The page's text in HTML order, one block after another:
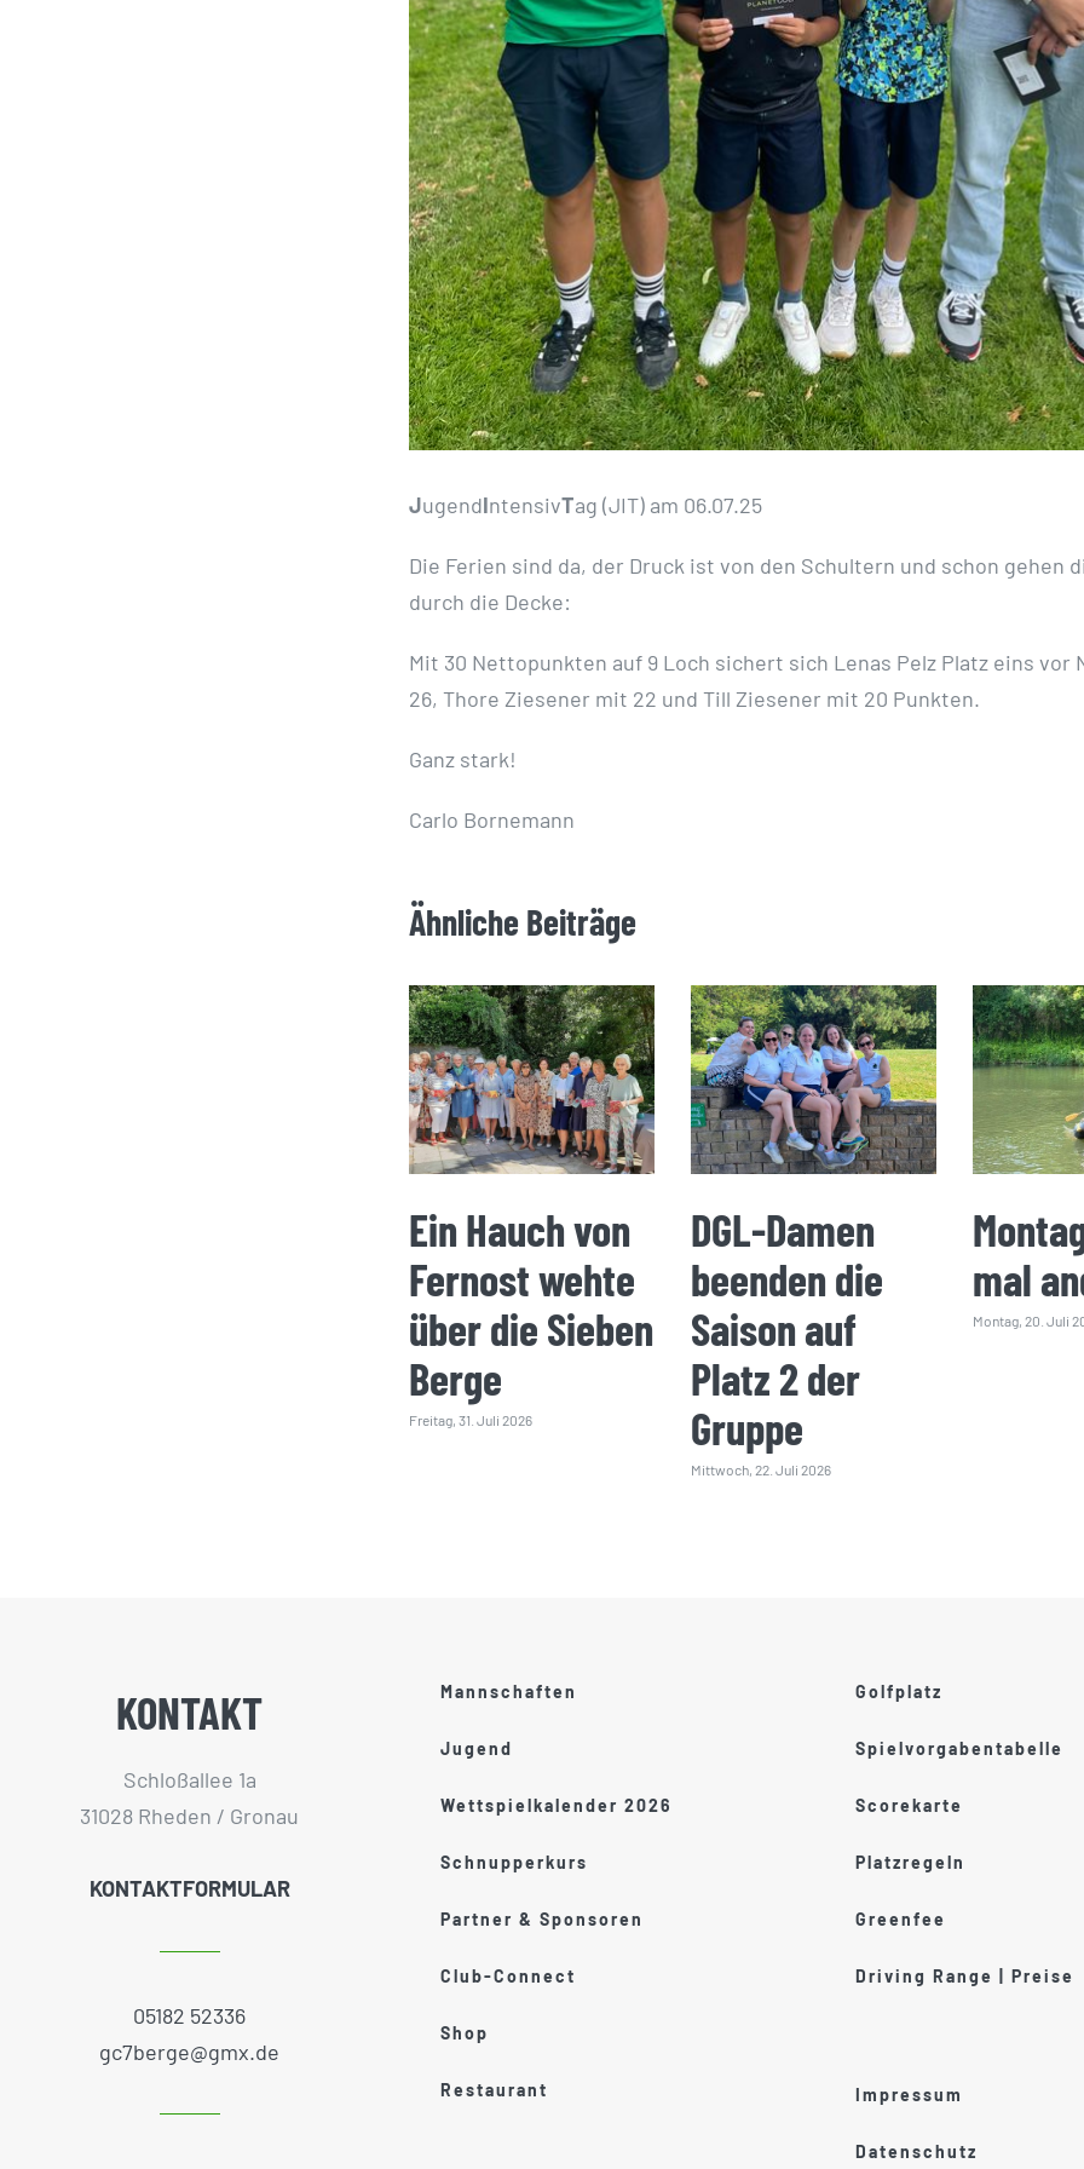
JugendIntensivTag (JIT) am 06.07.25
Die Ferien sind da, der Druck ist von den Schultern und schon gehen
durch die Decke:
Mit 30 Nettopunkten auf 9 Loch sichert sich Lenas Pelz Platz eins vor
26, Thore Ziesener mit 22 und Till Ziesener mit 20 Punkten.
Ganz stark!
Carlo Bornemann
Ähnliche Beiträge
Ein Hauch von
Fernost wehte
über die Sieben
Berge
Freitag, 31. Juli 2026
DGL-Damen
beenden die
Saison auf
Platz 2 der
Gruppe
Mittwoch, 22. Juli 2026
mal
Montag, 20. Juli
KONTAKT
Schloßallee 1a
31028 Rheden / Gronau
KONTAKTFORMULAR
05182 52336
gc7berge@gmx.de
Mannschaften
Jugend
Wettspielkalender 2026
Schnupperkurs
Partner & Sponsoren
Club-Connect
Shop
Restaurant
Golfplatz
Spielvorgabentabelle
Scorekarte
Platzregeln
Greenfee
Driving Range | Preise
Impressum
Datenschutz